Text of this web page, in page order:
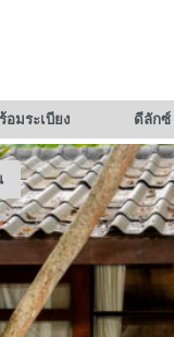
มระเบียง ดีลักซ์